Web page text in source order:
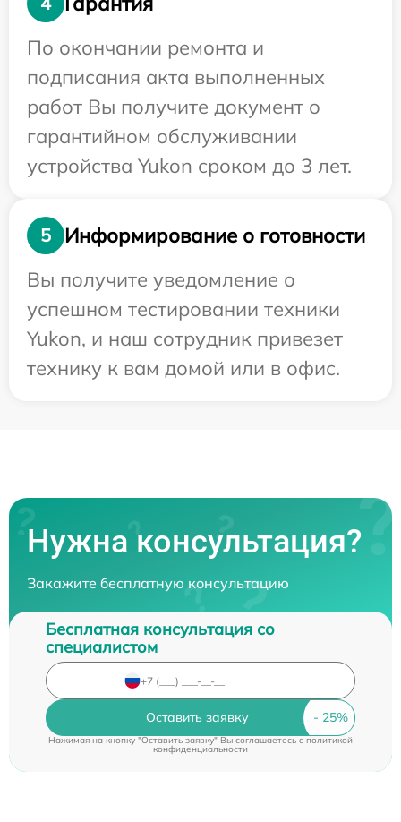
По окончании ремонта и
подписания акта выполненных
работ Вы получите документ о
гарантийном обслуживании
устройства Yukon сроком до 3 лет.
5
Информирование о готовности
Вы получите уведомление о
успешном тестировании техники
Yukon, и наш сотрудник привезет
технику к вам домой или в офис.
Нужна консультация?
Закажите бесплатную консультацию
Бесплатная консультация со
специалистом
Оставить заявку
Нажимая на кнопку "Оставить заявку" Вы соглашаетесь cполитикой
конфиденциальности